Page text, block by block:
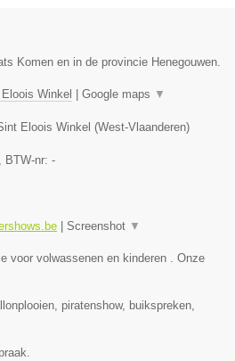
Komen en in de provincie Henegouwen.
Winkel Google maps ▼
Eloois Winkel (West-Vlaanderen)
, BTW-nr: -
Screenshot ▼
voor volwassenen en kinderen . Onze
piratenshow, buikspreken,